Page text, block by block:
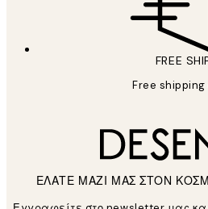
FREE
Free
ΕΛΑΤΕ ΜΑΖΙ ΜΑΣ ΣΤΟΝ